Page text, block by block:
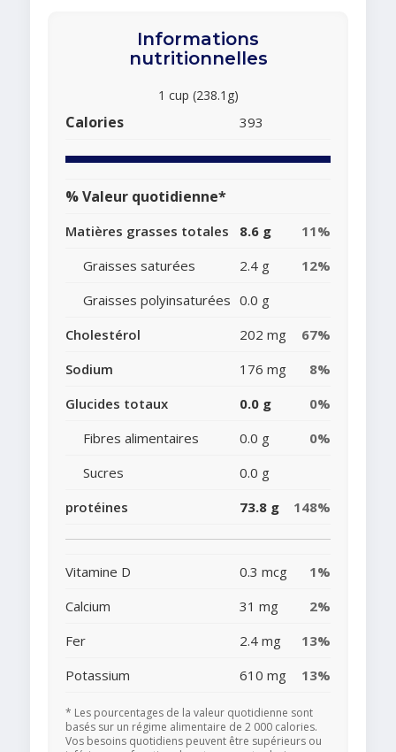
Informations
nutritionnelles
1 cup (238.1g)
Calories 393
% Valeur quotidienne*
Matières grasses totales 8.6 g
11%
Graisses saturées
2.4 g
12%
Graisses polyinsaturées 0.0 g
Cholestérol
202 mg
67%
Sodium
176 mg
8%
Glucides totaux
0.0 g
0%
Fibres alimentaires
0.0 g
0%
Sucres
0.0 g
protéines
73.8 g 148%
Vitamine D 0.3 mcg
1%
Calcium
31 mg
2%
Fer
2.4 mg
13%
Potassium
610 mg 13%
* Les pourcentages de la valeur quotidienne sont
basés sur un régime alimentaire de 2 000 calories.
Vos besoins quotidiens peuvent être supérieurs ou